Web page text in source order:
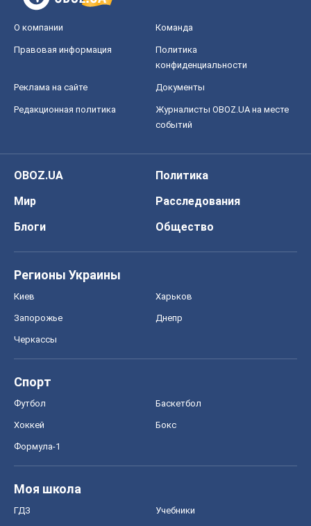
О компании Команда
Правовая информация
Политика
конфиденциальности
Реклама на сайте Документы
Редакционная политика
Журналисты OBOZ.UA на месте
событий
OBOZ.UA
Политика
Мир
Расследования
Блоги
Общество
Регионы Украины
Киев Харьков
Запорожье Днепр
Черкассы
Спорт
Футбол Баскетбол
Хоккей Бокс
Формула-1
Моя школа
ГДЗ Учебники